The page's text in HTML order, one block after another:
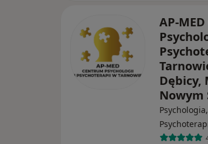
AP-
Dębicy,
Nowym